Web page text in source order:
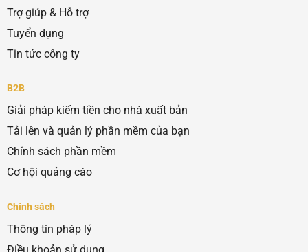
Trợ giúp & Hỗ trợ
Tuyển dụng
Tin tức công ty
B2B
Giải pháp kiếm tiền cho nhà xuất bản
Tải lên và quản lý phần mềm của bạn
Chính sách phần mềm
Cơ hội quảng cáo
Chính sách
Thông tin pháp lý